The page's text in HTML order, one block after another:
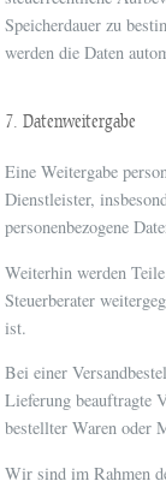
Speicherdauer zu
werden die Daten
7. Datenweitergabe
Eine Weitergabe
Dienstleister,
personenbezogene
Weiterhin werden
Steuerberater
ist.
Bei einer
Lieferung beauftragte
bestellter Waren oder
Wir sind im Rahmen